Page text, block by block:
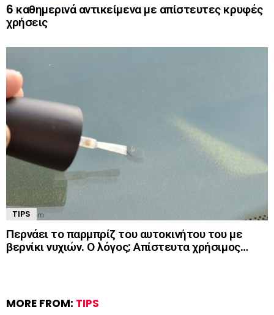
6 καθημερινά αντικείμενα με απίστευτες κρυφές
χρήσεις
TIPS
Περνάει το παρμπρίζ του αυτοκινήτου του με
βερνίκι νυχιών. Ο λόγος; Απίστευτα χρήσιμος…
MORE FROM: TIPS